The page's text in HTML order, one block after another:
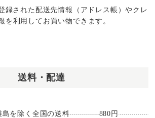
録された配送先情報（アドレス帳）やクレ
を利用してお買い物できます。
送料・配達
を除く全国の送料 880円